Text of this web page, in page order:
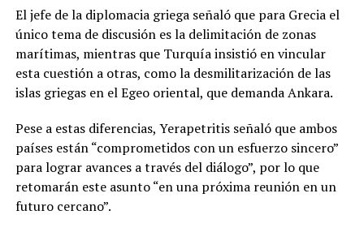
El jefe de la diplomacia griega señaló que para Grecia el
único tema de discusión es la delimitación de zonas
marítimas, mientras que Turquía insistió en vincular
esta cuestión a otras, como la desmilitarización de las
islas griegas en el Egeo oriental, que demanda Ankara.
Pese a estas diferencias, Yerapetritis señaló que ambos
países están “comprometidos con un esfuerzo sincero”
para lograr avances a través del diálogo”, por lo que
retomarán este asunto “en una próxima reunión en un
futuro cercano”.